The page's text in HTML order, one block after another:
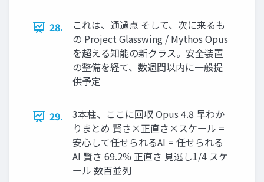
28.
これは、通過点 そして、次に来るも
の Project Glasswing / Mythos Opus
を超える知能の新クラス。安全装置
の整備を経て、数週間以内に一般提
供予定
29.
3本柱、ここに回収 Opus 4.8 早わか
りまとめ 賢さ×正直さ×スケール =
安心して任せられるAI = 任せられる
AI 賢さ 69.2% 正直さ 見逃し1/4 スケ
ール 数百並列